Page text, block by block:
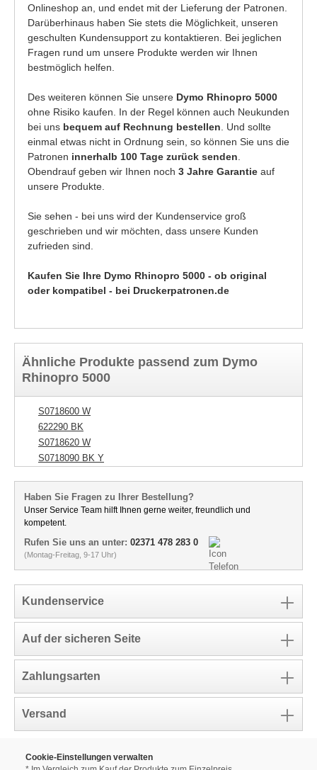
Onlineshop an, und endet mit der Lieferung der Patronen.
Darüberhinaus haben Sie stets die Möglichkeit, unseren
geschulten Kundensupport zu kontaktieren. Bei jeglichen
Fragen rund um unsere Produkte werden wir Ihnen
bestmöglich helfen.
Des weiteren können Sie unsere Dymo Rhinopro 5000
ohne Risiko kaufen. In der Regel können auch Neukunden
bei uns bequem auf Rechnung bestellen . Und sollte
einmal etwas nicht in Ordnung sein, so können Sie uns die
Patronen innerhalb 100 Tage zurück senden
Obendrauf geben wir Ihnen noch 3 Jahre Garantie auf
unsere Produkte.
Sie sehen - bei uns wird der Kundenservice groß
geschrieben und wir möchten, dass unsere Kunden
zufrieden sind.
Kaufen Sie Ihre Dymo Rhinopro 5000 - ob original
oder kompatibel - bei Druckerpatronen.de
Ähnliche Produkte passend zum Dymo
Rhinopro 5000
S0718600 W
622290 BK
S0718620 W
S0718090 BK Y
Haben Sie Fragen zu Ihrer Bestellung?
Unser Service Team hilft Ihnen gerne weiter, freundlich und
kompetent.
Rufen Sie uns an unter: 02371 478 283 0
(Montag-Freitag, 9-17 Uhr)
Kundenservice
Auf der sicheren Seite
Zahlungsarten
Versand
Cookie-Einstellungen verwalten